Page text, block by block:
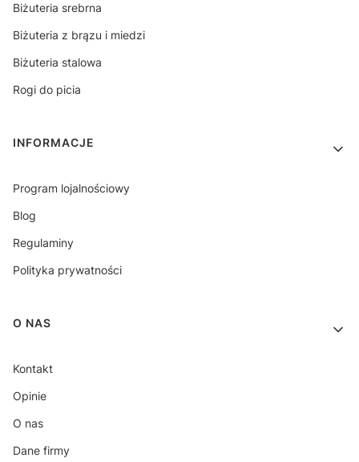
Biżuteria srebrna
Biżuteria z brązu i miedzi
Biżuteria stalowa
Rogi do picia
INFORMACJE
Program lojalnościowy
Blog
Regulaminy
Polityka prywatności
O NAS
Kontakt
Opinie
O nas
Dane firmy